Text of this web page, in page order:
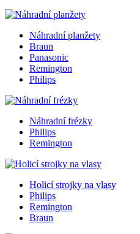
Náhradní planžety
Braun
Panasonic
Remington
Philips
Náhradní frézky
Philips
Remington
Holicí strojky na vlasy
Philips
Remington
Braun